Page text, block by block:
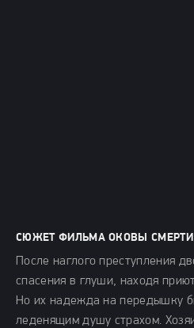
СЮЖЕТ ФИЛЬМА ОКОВЫ СМЕРТИ
После наглого преступления
спасения в глуши, находя
Но их надежда на передышку
леденящим душу страхом.